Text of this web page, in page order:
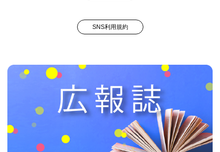
SNS利用規約